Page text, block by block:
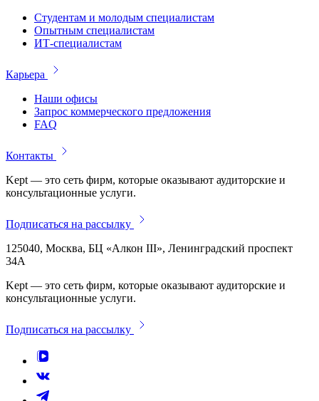
Студентам и молодым специалистам
Опытным специалистам
ИТ-специалистам
Карьера
Наши офисы
Запрос коммерческого предложения
FAQ
Контакты
Kept — это сеть фирм, которые оказывают аудиторские и
консультационные услуги.
Подписаться на рассылку
125040, Москва, БЦ «Алкон III», Ленинградский проспект
34А
Kept — это сеть фирм, которые оказывают аудиторские и
консультационные услуги.
Подписаться на рассылку